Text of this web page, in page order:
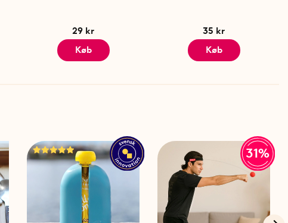
29 kr
Køb
35 kr
Køb
31%